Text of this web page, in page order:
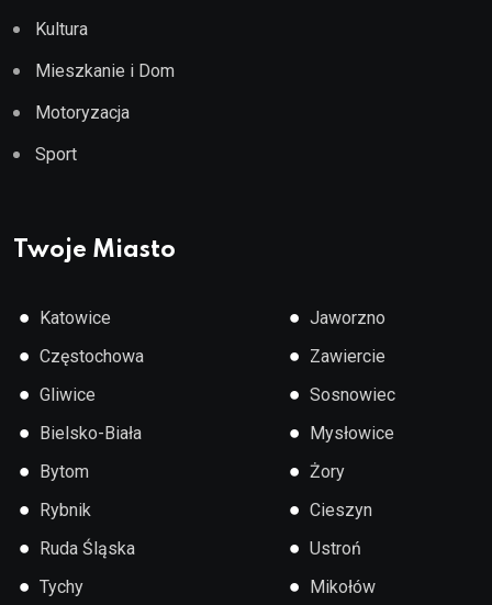
Kultura
Mieszkanie i Dom
Motoryzacja
Sport
Twoje Miasto
● Katowice
● Częstochowa
● Gliwice
● Bielsko-Biała
● Bytom
● Rybnik
● Ruda Śląska
● Tychy
● Jaworzno
● Zawiercie
● Sosnowiec
● Mysłowice
● Żory
● Cieszyn
● Ustroń
● Mikołów